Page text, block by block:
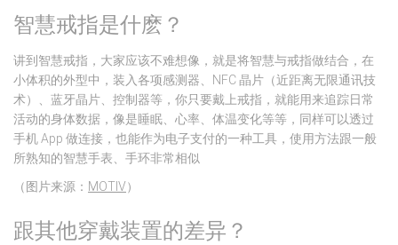
智慧戒指是什麽？
讲到智慧戒指，大家应该不难想像，就是将智慧与戒指做结合，在
小体积的外型中，装入各项感测器、NFC 晶片（近距离无限通讯技
术）、蓝牙晶片、控制器等，你只要戴上戒指，就能用来追踪日常
活动的身体数据，像是睡眠、心率、体温变化等等，同样可以透过
手机 App 做连接，也能作为电子支付的一种工具，使用方法跟一般
所熟知的智慧手表、手环非常相似
（图片来源： MOTIV）
跟其他穿戴装置的差异？